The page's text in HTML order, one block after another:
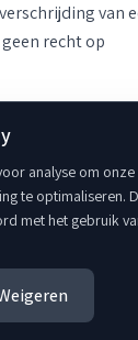
van
recht op
het bedrag
zo spoedig
dagen na
besteld
zich
analyse om
te optimaliseren.
met het gebruik